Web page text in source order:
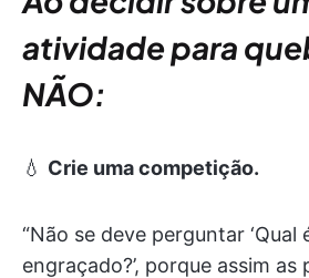
atividade para
NÃO:
💧 Crie uma competição.
“Não se deve perguntar ‘Qual
engraçado?’, porque assim as